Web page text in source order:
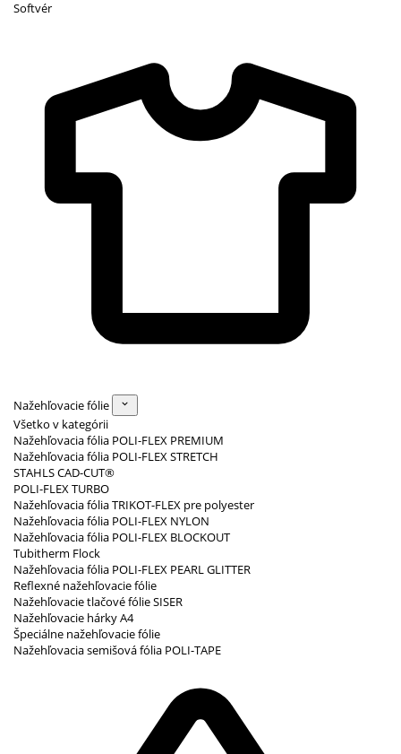
Softvér
Nažehľovacie fólie
Všetko v kategórii
Nažehľovacia fólia POLI-FLEX PREMIUM
Nažehľovacia fólia POLI-FLEX STRETCH
STAHLS CAD-CUT®
POLI-FLEX TURBO
Nažehľovacia fólia TRIKOT-FLEX pre polyester
Nažehľovacia fólia POLI-FLEX NYLON
Nažehľovacia fólia POLI-FLEX BLOCKOUT
Tubitherm Flock
Nažehľovacia fólia POLI-FLEX PEARL GLITTER
Reflexné nažehľovacie fólie
Nažehľovacie tlačové fólie SISER
Nažehľovacie hárky A4
Špeciálne nažehľovacie fólie
Nažehľovacia semišová fólia POLI-TAPE